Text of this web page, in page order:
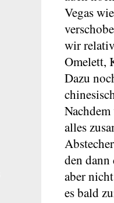
Vegas
wir
Omelett,
Dazu
alles
den
aber
es bald